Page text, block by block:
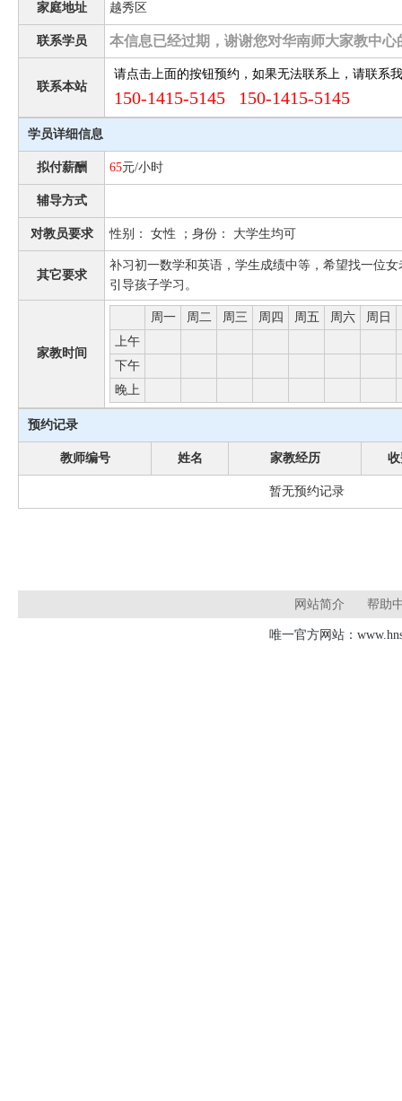
家庭地址 越秀区
联系学员 本信息已经过期，谢谢您对华南师大家教中心
联系本站
请点击上面的按钮预约，如果无法联系上，请联系
150-1415-5145 150-1415-5145
学员详细信息
拟付薪酬 65元/小时
辅导方式
对教员要求 性别： 女性 ；身份： 大学生均可
其它要求
补习初一数学和英语，学生成绩中等，希望找一位
引导孩子学习。
家教时间
周一 周二 周三 周四 周五 周六 周日
上午
下午
晚上
预约记录
教师编号 姓名 家教经历
暂无预约记录
网站简介 帮助
唯一官方网站：